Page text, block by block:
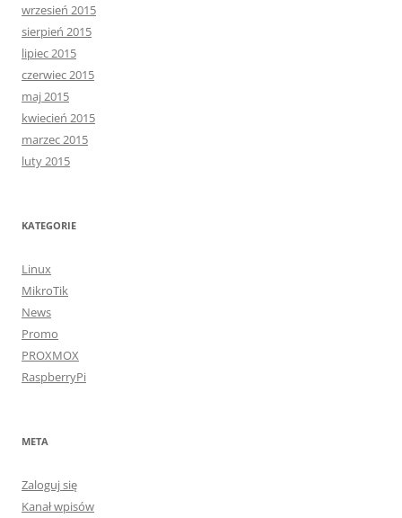
wrzesień 2015
sierpień 2015
lipiec 2015
czerwiec 2015
maj 2015
kwiecień 2015
marzec 2015
luty 2015
KATEGORIE
Linux
MikroTik
News
Promo
PROXMOX
RaspberryPi
META
Zaloguj się
Kanał wpisów